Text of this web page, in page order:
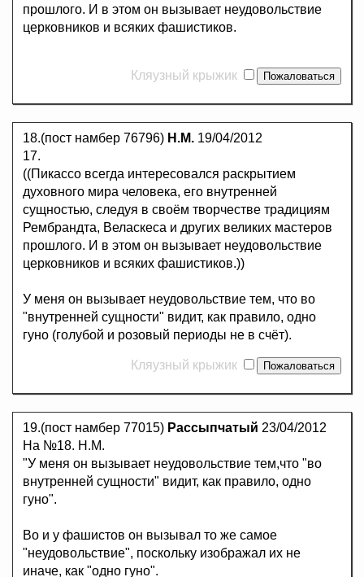
прошлого. И в этом он вызывает неудовольствие
церковников и всяких фашистиков.
Кляузный крыжик
18.(пост намбер 76796) Н.М. 19/04/2012
17.
((Пикассо всегда интересовался раскрытием
духовного мира человека, его внутренней
сущностью, следуя в своём творчестве традициям
Рембрандта, Веласкеса и других великих мастеров
прошлого. И в этом он вызывает неудовольствие
церковников и всяких фашистиков.))
У меня он вызывает неудовольствие тем, что во
"внутренней сущности" видит, как правило, одно
гуно (голубой и розовый периоды не в счёт).
Кляузный крыжик
19.(пост намбер 77015) Рассыпчатый 23/04/2012
На №18. Н.М.
"У меня он вызывает неудовольствие тем,что "во
внутренней сущности" видит, как правило, одно
гуно".
Во и у фашистов он вызывал то же самое
"неудовольствие", поскольку изображал их не
иначе, как "одно гуно".